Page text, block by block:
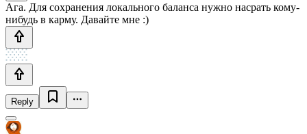
Ага. Для сохранения локального баланса нужно насрать кому-
нибудь в карму. Давайте мне :)
Reply